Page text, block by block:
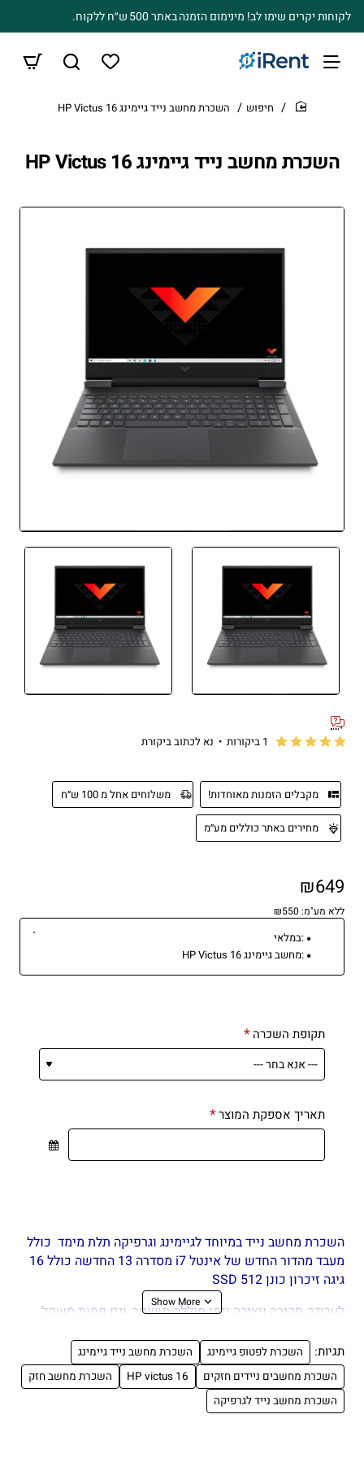
לקוחות יקרים שימו לב! מינימום הזמנה באתר 500 ש״ח ללקוח.
השכרת מחשב נייד גיימינג HP Victus 16
home
חיפוש השכרת מחשב נייד גיימינג HP Victus 16
מקבלים הזמנות מאוחדות! משלוחים אחל מ 100 ש״ח
מחירים באתר כוללים מע״מ
1 ביקורות • נא לכתוב ביקורת
₪649
ללא מע"מ: ₪550
:במלאי
:מחשב גיימינג HP Victus 16
תקופת השכרה
תאריך אספקת המוצר
השכרת מחשב נייד במיוחד לגיימינג וגרפיקה תלת מימד כולל
מעבד מהדור החדש של אינטל i7 מסדרה 13 החדשה כולל 16
גיגה זיכרון כונן SSD 512
לעבודה מהירה ויציבה וזמן סוללה משופר, וגם פחות משקל,
מחשב חזק למשימות גרפיות משימות עיבוד תלת ממד פיתוח
בדיקת והרצת יישומים שדורשים הרבה ביצועים
השכרת מחשב נייד , השכרת מחשבים ניידים חזקים אוטוקד,
תגיות: השכרת לפטופ גיימינג
השכרת מחשב נייד גיימינג
השכרת מחשבים ניידים חזקים
HP victus 16
השכרת מחשב חזק
השכרת מחשב נייד לגרפיקה